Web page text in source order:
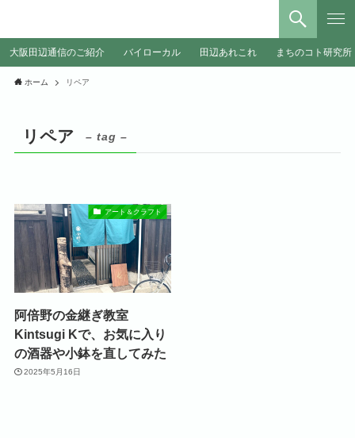
大阪田辺通信のご紹介 バイローカル 田辺あれこれ まちのコト研究所
ホーム リペア
リペア – tag –
アート＆クラフト
阿倍野の金継ぎ教室
Kintsugi Kで、お気に入り
の酒器や小鉢を直してみた
2025年5月16日